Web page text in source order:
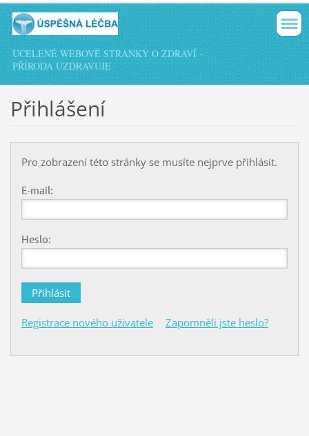
UCELENÉ WEBOVÉ STRÁNKY O ZDRAVÍ -
PŘÍRODA UZDRAVUJE
Přihlášení
Pro zobrazení této stránky se musíte nejprve přihlásit.
E-mail:
Heslo:
Registrace nového uživatele Zapomněli jste heslo?